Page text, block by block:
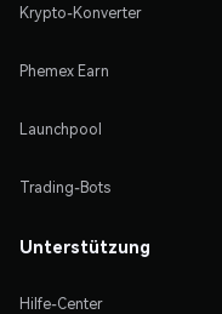
Krypto-Konverter
Phemex Earn
Launchpool
Trading-Bots
Unterstützung
Hilfe-Center